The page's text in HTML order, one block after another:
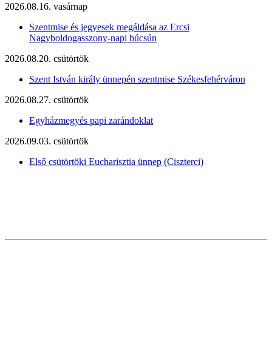
2026.08.16. vasárnap
Szentmise és jegyesek megáldása az Ercsi
Nagyboldogasszony-napi búcsún
2026.08.20. csütörtök
Szent István király ünnepén szentmise Székesfehérváron
2026.08.27. csütörtök
Egyházmegyés papi zarándoklat
2026.09.03. csütörtök
Első csütörtöki Eucharisztia ünnep (Ciszterci)